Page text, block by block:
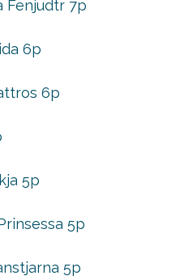
Fenjudtr 7p
6p
6p
5p
5p
5p